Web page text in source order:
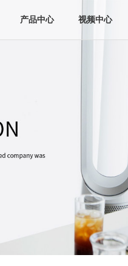
产品中心 视频中心